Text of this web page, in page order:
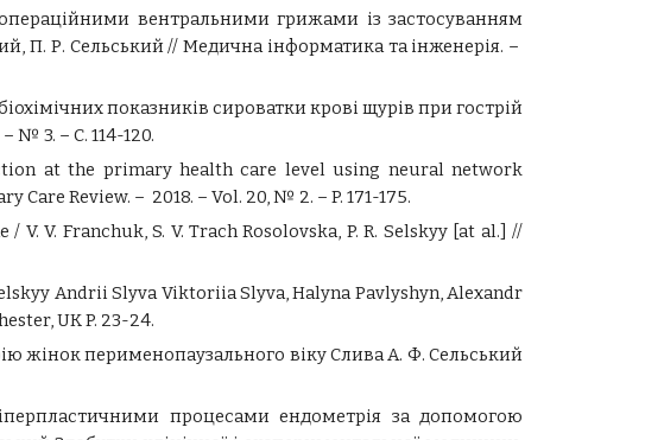
вентральними грижами із застосуванням
П. Р. Сельський // Медична інформатика та інженерія. –
показників сироватки крові щурів при гострій
№ 3. – С. 114-120.
at the primary health care level using neural network
Care Review. – 2018. – Vol. 20, № 2. – P. 171-175.
V. Franchuk, S. V. Trach Rosolovska, P. R. Selskyy [at al.] //
Andrii Slyva Viktoriia Slyva, Halyna Pavlyshyn, Alexandr
UK P. 23-24.
жінок перименопаузального віку Слива А. Ф. Сельський
процесами ендометрія за допомогою